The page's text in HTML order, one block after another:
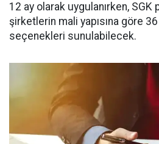
12 ay olarak uygulanırken, SGK
şirketlerin mali yapısına göre
seçenekleri sunulabilecek.